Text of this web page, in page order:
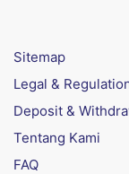
Sitemap
Legal &
Deposit &
Tentang Kami
FAQ